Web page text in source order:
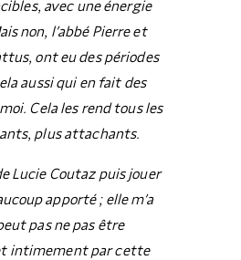
avec une énergie
non, l’abbé Pierre et
ont eu des périodes
aussi qui en fait des
Cela les rend tous les
plus attachants.
Lucie Coutaz puis jouer
apporté ; elle m’a
pas ne pas être
intimement par cette